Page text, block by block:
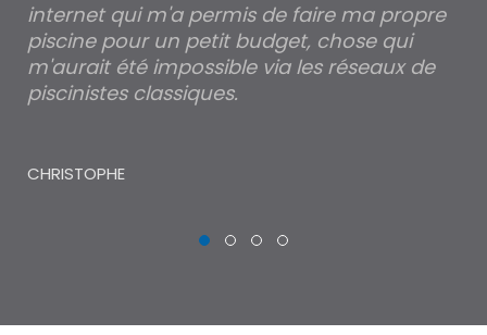
internet qui m'a permis de faire ma propre
piscine pour un petit budget, chose qui
m'aurait été impossible via les réseaux de
piscinistes classiques.
CHRISTOPHE